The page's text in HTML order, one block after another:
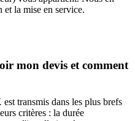
et la mise en service.
mon devis et comment
transmis dans les plus brefs
critères : la durée